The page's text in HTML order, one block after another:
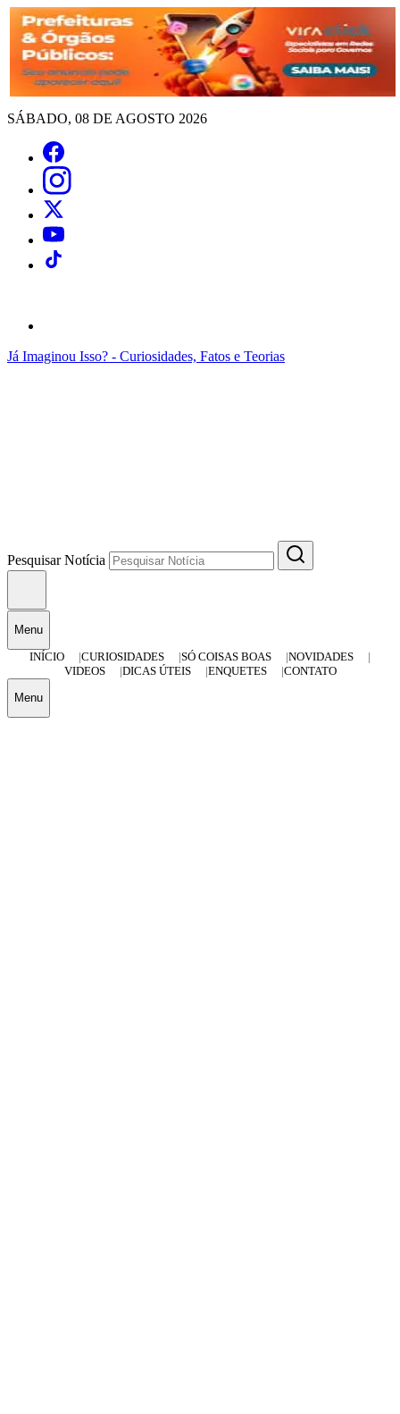
SÁBADO, 08 DE AGOSTO 2026
Já Imaginou Isso? - Curiosidades, Fatos e Teorias
Pesquisar Notícia
Menu
INÍCIO
CURIOSIDADES SÓ COISAS BOAS
NOVIDADES
VIDEOS
DICAS ÚTEIS ENQUETES CONTATO
Menu